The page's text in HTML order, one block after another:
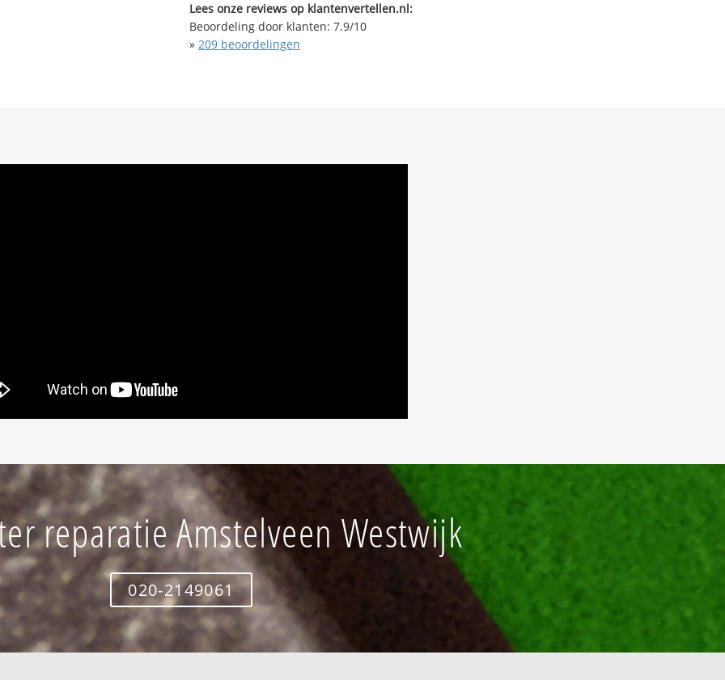
Lees onze reviews op klantenvertellen.nl:
Beoordeling door klanten: 7.9/10
» 209 beoordelingen
reparatie Amstelveen Westwijk
020-2149061